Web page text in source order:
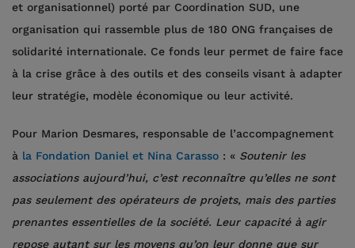
et organisationnel) porté par Coordination SUD, une
organisation qui rassemble plus de 180 ONG françaises de
solidarité internationale. Ce fonds leur permet de faire face
à la crise grâce à des outils et des conseils visant à adapter
leur stratégie, modèle économique ou leur activité.
Pour Marion Desmares, responsable de l’accompagnement
à la Fondation Daniel et Nina Carasso : « Soutenir les
associations aujourd’hui, c’est reconnaître qu’elles ne sont
pas seulement des opérateurs de projets, mais des parties
prenantes essentielles de la société. Leur capacité à agir
repose autant sur les moyens qu’on leur donne que sur